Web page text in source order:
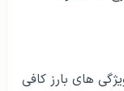
های بارز کافی